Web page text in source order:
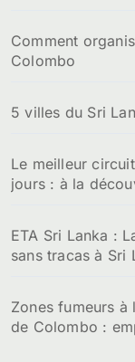
Comment
Colombo
5 villes du Sri
Le meilleur
jours : à la
ETA Sri Lanka :
sans tracas à Sri
Zones fumeurs
de Colombo :